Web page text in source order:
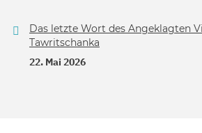
Das letzte Wort des Angeklagten
Tawritschanka
22. Mai 2026